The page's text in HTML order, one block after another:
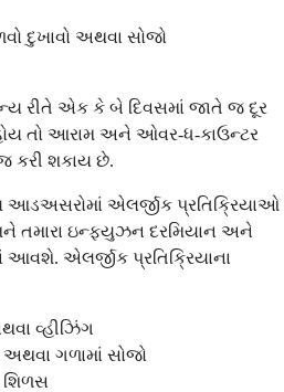
દુખાવો અથવા સોજો
રીતે એક કે બે દિવસમાં જાતે જ દૂર
તો આરામ અને ઓવર-ધ-કાઉન્ટર
કરી શકાય છે.
આડઅસરોમાં એલર્જીક પ્રતિક્રિયાઓ
તમારા ઇન્ફ્યુઝન દરમિયાન અને
આવશે. એલર્જીક પ્રતિક્રિયાના
વ્હીઝિંગ
અથવા ગળામાં સોજો
શિળસ